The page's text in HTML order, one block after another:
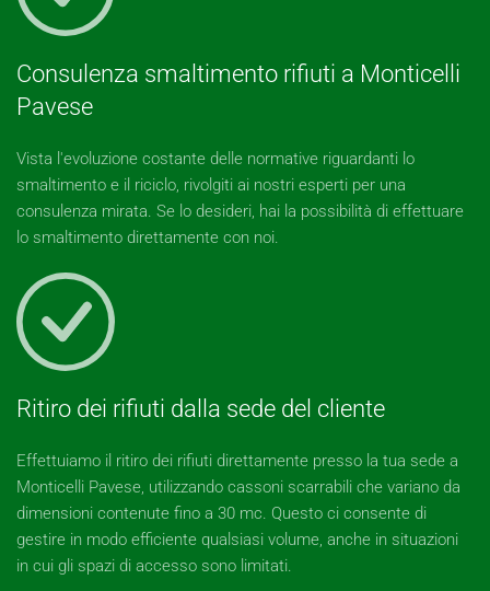
Consulenza smaltimento rifiuti a Monticelli
Pavese
Vista l'evoluzione costante delle normative riguardanti lo
smaltimento e il riciclo, rivolgiti ai nostri esperti per una
consulenza mirata. Se lo desideri, hai la possibilità di effettuare
lo smaltimento direttamente con noi.
Ritiro dei rifiuti dalla sede del cliente
Effettuiamo il ritiro dei rifiuti direttamente presso la tua sede a
Monticelli Pavese, utilizzando cassoni scarrabili che variano da
dimensioni contenute fino a 30 mc. Questo ci consente di
gestire in modo efficiente qualsiasi volume, anche in situazioni
in cui gli spazi di accesso sono limitati.